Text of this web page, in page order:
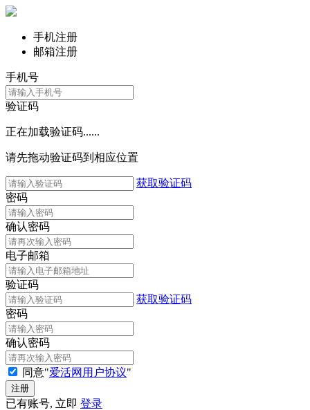
手机注册
邮箱注册
手机号
验证码
正在加载验证码......
请先拖动验证码到相应位置
获取验证码
密码
确认密码
电子邮箱
验证码
获取验证码
密码
确认密码
同意"爱活网用户协议"
已有账号, 立即 登录